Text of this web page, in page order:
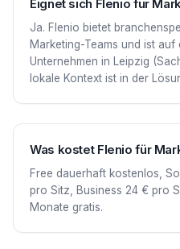
Eignet sich Flenio für
Ja. Flenio bietet
Marketing-Teams und ist
Unternehmen in Leipzig
lokale Kontext ist in der
Was kostet Flenio für
Free dauerhaft kostenlos,
pro Sitz, Business 24 € pro
Monate gratis.